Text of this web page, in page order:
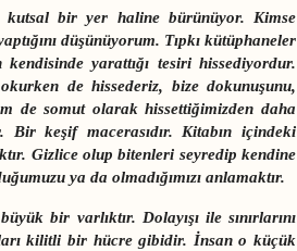
bir yer haline bürünüyor. Kimse
düşünüyorum. Tıpkı kütüphaneler
yarattığı tesiri hissediyordur.
de hissederiz, bize dokunuşunu,
de somut olarak hissettiğimizden daha
keşif macerasıdır. Kitabın içindeki
Gizlice olup bitenleri seyredip kendine
ya da olmadığımızı anlamaktır.
bir varlıktır. Dolayışı ile sınırlarını
kilitli bir hücre gibidir. İnsan o küçük